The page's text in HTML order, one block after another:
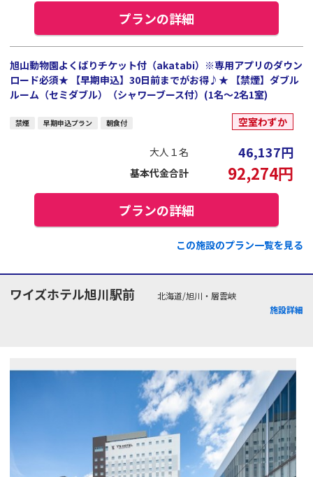
プランの詳細
旭山動物園よくばりチケット付（akatabi）※専用アプリのダウン
ロード必須★ 【早期申込】30日前までがお得♪★ 【禁煙】ダブル
ルーム（セミダブル）（シャワーブース付）(1名～2名1室)
禁煙 早期申込プラン 朝食付 空室わずか
大人１名 46,137円
基本代金合計 92,274円
プランの詳細
この施設のプラン一覧を見る
ワイズホテル旭川駅前
北海道/旭川・層雲峡
施設詳細